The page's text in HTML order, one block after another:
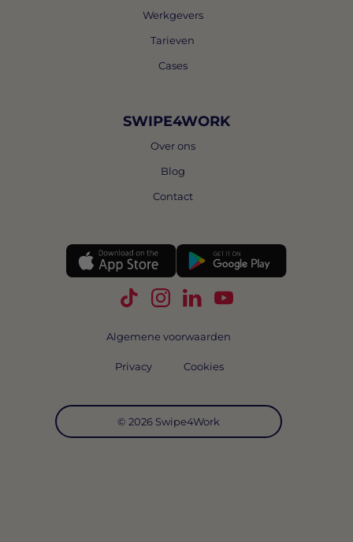
Werkgevers
Tarieven
Cases
SWIPE4WORK
Over ons
Blog
Contact
Volg Swipe4Work op TikTok
Volg Swipe4Work op
Volg Swipe4Work op
Volg Swipe4Work
© 2026 Swipe4Work
Algemene voorwaarden
Privacy Cookies